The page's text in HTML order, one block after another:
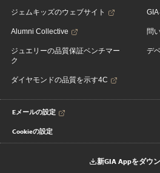
ジェムキッズのウェブサイト
Alumni Collective
ジュエリーの品質保証ベンチマー
ク
ダイヤモンドの品質を示す4C
問
デ
Eメールの設定
Cookieの設定
新GIA Appをダウ